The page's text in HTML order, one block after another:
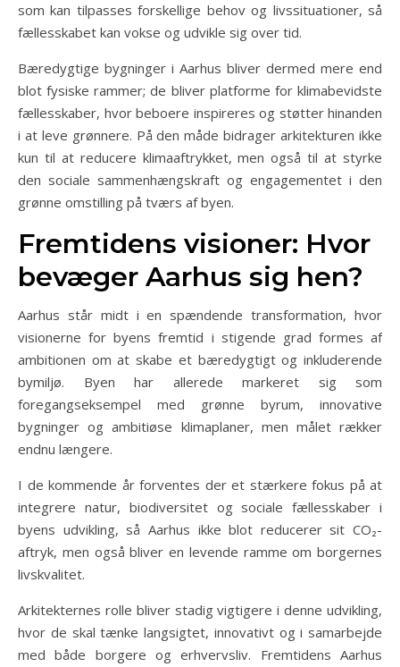
som kan tilpasses forskellige behov og livssituationer, så
fællesskabet kan vokse og udvikle sig over tid.
Bæredygtige bygninger i Aarhus bliver dermed mere end
blot fysiske rammer; de bliver platforme for klimabevidste
fællesskaber, hvor beboere inspireres og støtter hinanden
i at leve grønnere. På den måde bidrager arkitekturen ikke
kun til at reducere klimaaftrykket, men også til at styrke
den sociale sammenhængskraft og engagementet i den
grønne omstilling på tværs af byen.
Fremtidens visioner: Hvor
bevæger Aarhus sig hen?
Aarhus står midt i en spændende transformation, hvor
visionerne for byens fremtid i stigende grad formes af
ambitionen om at skabe et bæredygtigt og inkluderende
bymiljø. Byen har allerede markeret sig som
foregangseksempel med grønne byrum, innovative
bygninger og ambitiøse klimaplaner, men målet rækker
endnu længere.
I de kommende år forventes der et stærkere fokus på at
integrere natur, biodiversitet og sociale fællesskaber i
byens udvikling, så Aarhus ikke blot reducerer sit CO₂-
aftryk, men også bliver en levende ramme om borgernes
livskvalitet.
Arkitekternes rolle bliver stadig vigtigere i denne udvikling,
hvor de skal tænke langsigtet, innovativt og i samarbejde
med både borgere og erhvervsliv. Fremtidens Aarhus